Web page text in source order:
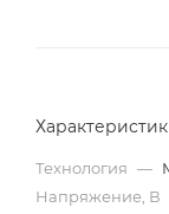
Технология —
Напряжение, В